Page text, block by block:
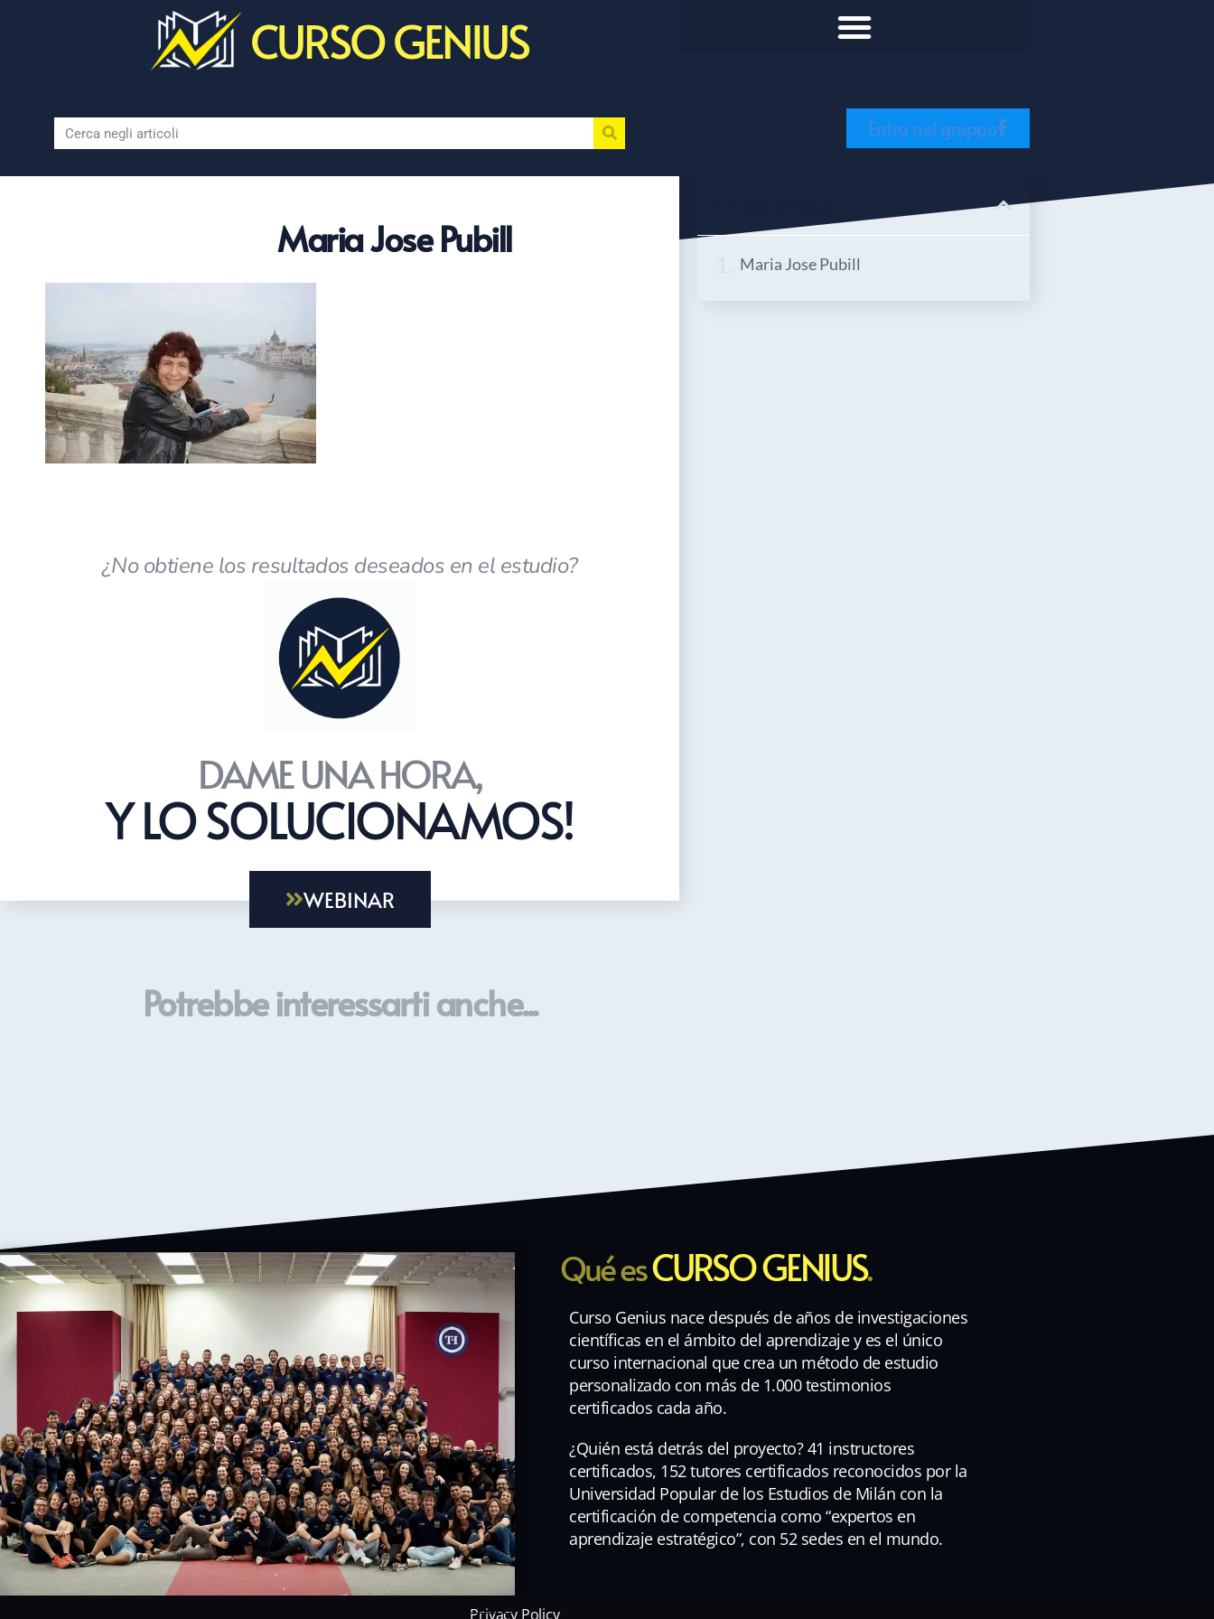
CURSO GENIUS
Entra nel gruppo
Maria Jose Pubill
¿No obtiene los resultados deseados en el estudio?
DAME UNA HORA,
Y LO SOLUCIONAMOS!
WEBINAR
Maria Jose Pubill
Potrebbe interessarti anche...
Qué esCURSO GENIUS.
Curso Genius nace después de años de investigaciones
científicas en el ámbito del aprendizaje y es el único
curso internacional que crea un método de estudio
personalizado con más de 1.000 testimonios
certificados cada año.
¿Quién está detrás del proyecto? 41 instructores
certificados, 152 tutores certificados reconocidos por la
Universidad Popular de los Estudios de Milán con la
certificación de competencia como “expertos en
aprendizaje estratégico”, con 52 sedes en el mundo.
Privacy Policy